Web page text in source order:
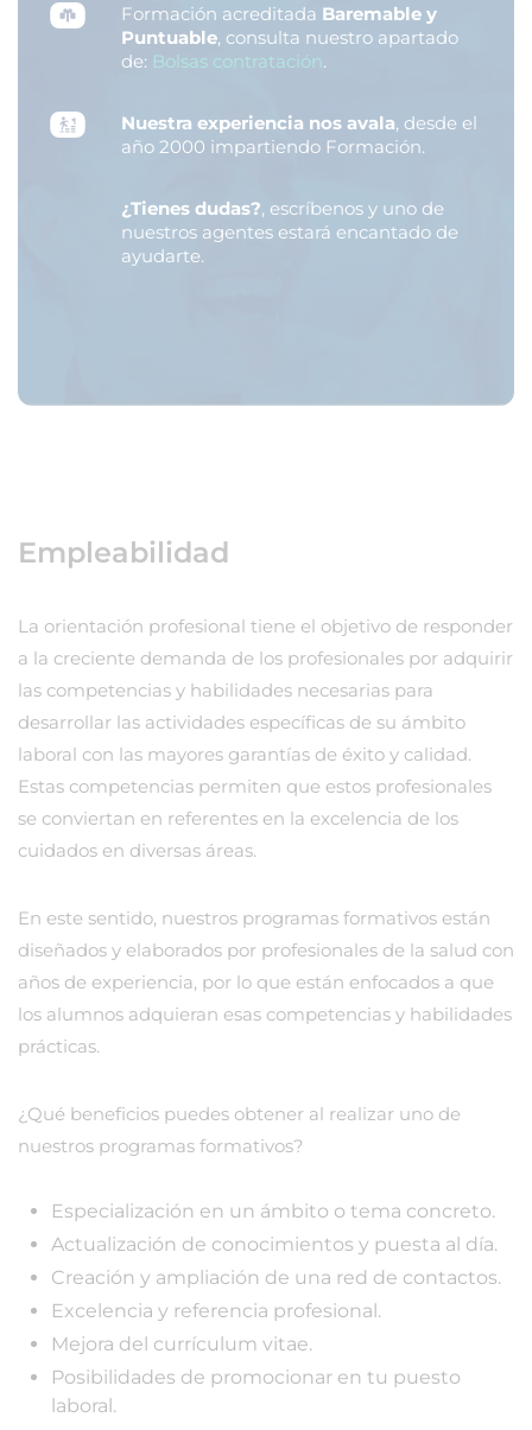
Formación acreditada Baremable y
Puntuable, consulta nuestro apartado
de: Bolsas contratación.
Nuestra experiencia nos avala, desde el
año 2000 impartiendo Formación.
¿Tienes dudas?, escríbenos y uno de
nuestros agentes estará encantado de
ayudarte.
Empleabilidad
La orientación profesional tiene el objetivo de responder
a la creciente demanda de los profesionales por adquirir
las competencias y habilidades necesarias para
desarrollar las actividades específicas de su ámbito
laboral con las mayores garantías de éxito y calidad.
Estas competencias permiten que estos profesionales
se conviertan en referentes en la excelencia de los
cuidados en diversas áreas.
En este sentido, nuestros programas formativos están
diseñados y elaborados por profesionales de la salud con
años de experiencia, por lo que están enfocados a que
los alumnos adquieran esas competencias y habilidades
prácticas.
¿Qué beneficios puedes obtener al realizar uno de
nuestros programas formativos?
Especialización en un ámbito o tema concreto.
Actualización de conocimientos y puesta al día.
Creación y ampliación de una red de contactos.
Excelencia y referencia profesional.
Mejora del currículum vitae.
Posibilidades de promocionar en tu puesto
laboral.